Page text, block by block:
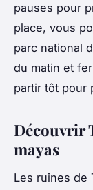
pauses pour
place, vous
parc national
du matin et
partir tôt pour
Découvrir
mayas
Les ruines de